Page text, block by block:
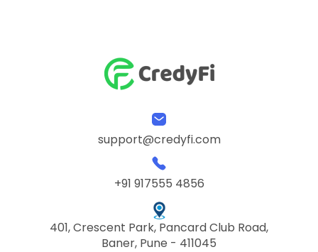
support@credyfi.com
+91 917555 4856
401, Crescent Park, Pancard Club Road,
Baner, Pune - 411045